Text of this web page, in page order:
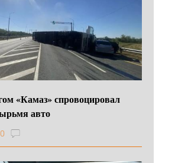
«Камаз» спровоцировал
авто